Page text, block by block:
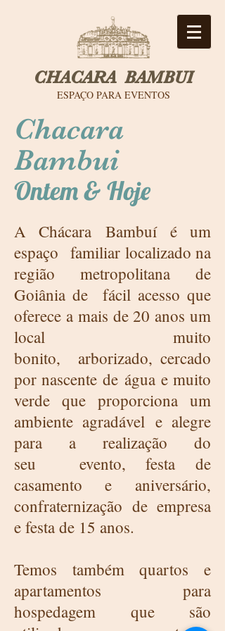
CHACARA BAMBUI
ESPAÇO PARA EVENTOS
Chacara
Bambui
Ontem & Hoje
A Chácara Bambuí é um
espaço familiar localizado na
região metropolitana de
Goiânia de fácil acesso que
oferece a mais de 20 anos um
local muito
bonito, arborizado, cercado
por nascente de água e muito
verde que proporciona um
ambiente agradável e alegre
para a realização do
seu evento, festa de
casamento e aniversário,
confraternização de empresa
e festa de 15 anos.
Temos também quartos e
apartamentos para
hospedagem que são